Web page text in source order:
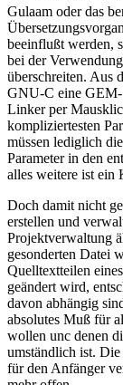
Gulaam oder das
beeinflußt werden,
bei der
überschreiten. Aus
GNU-C eine GEM-
Linker per
kompliziertesten
müssen lediglich
Parameter in den
alles weitere ist ein
Doch damit nicht
erstellen und
Projektverwaltung
gesonderten Datei
Quelltextteilen
geändert wird,
davon abhängig
absolutes Muß für
wollen unc denen
umständlich ist.
für den Anfänger